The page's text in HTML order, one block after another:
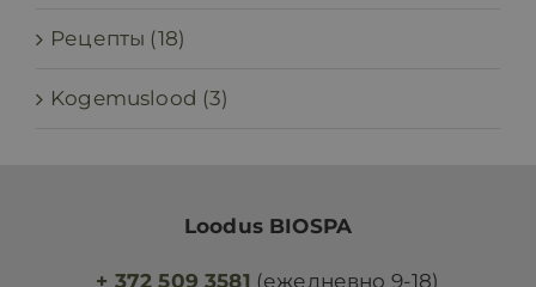
Рецепты (18)
Kogemuslood (3)
Loodus BIOSPA
+ 372 509 3581 (ежедневно 9-18)